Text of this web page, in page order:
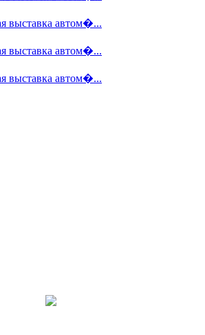
выставка автом�...
выставка автом�...
выставка автом�...